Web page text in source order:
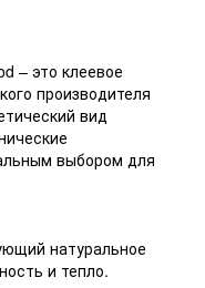
– это клеевое
производителя
вид
выбором для
натуральное
и тепло.